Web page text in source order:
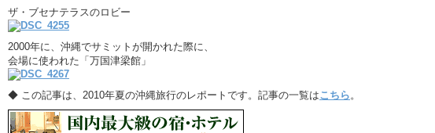
ザ・ブセナテラスのロビー
2000年に、沖縄でサミットが開かれた際に、
会場に使われた「万国津梁館」
◆ この記事は、2010年夏の沖縄旅行のレポートです。記事の一覧はこちら 。